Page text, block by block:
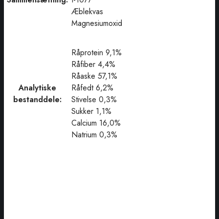
Æblekvas
Magnesiumoxid
Analytiske
bestanddele:
Råprotein 9,1%
Råfiber 4,4%
Råaske 57,1%
Råfedt 6,2%
Stivelse 0,3%
Sukker 1,1%
Calcium 16,0%
Natrium 0,3%